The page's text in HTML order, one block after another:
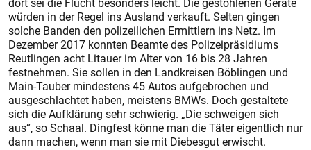
würden in der Regel ins Ausland verkauft. Selten gingen
solche Banden den polizeilichen Ermittlern ins Netz. Im
Dezember 2017 konnten Beamte des Polizeipräsidiums
Reutlingen acht Litauer im Alter von 16 bis 28 Jahren
festnehmen. Sie sollen in den Landkreisen Böblingen und
Main-Tauber mindestens 45 Autos aufgebrochen und
ausgeschlachtet haben, meistens BMWs. Doch gestaltete
sich die Aufklärung sehr schwierig. „Die schweigen sich
aus“, so Schaal. Dingfest könne man die Täter eigentlich nur
dann machen, wenn man sie mit Diebesgut erwischt.